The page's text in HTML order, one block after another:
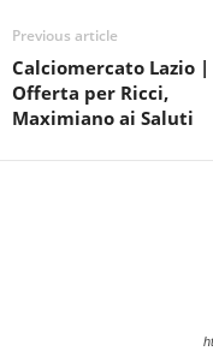
Previous article
Calciomercato Lazio |
Offerta per Ricci,
Maximiano ai Saluti